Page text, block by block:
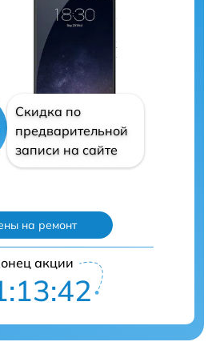
Скидка по
предварительной
записи на сайте
на ремонт
акции